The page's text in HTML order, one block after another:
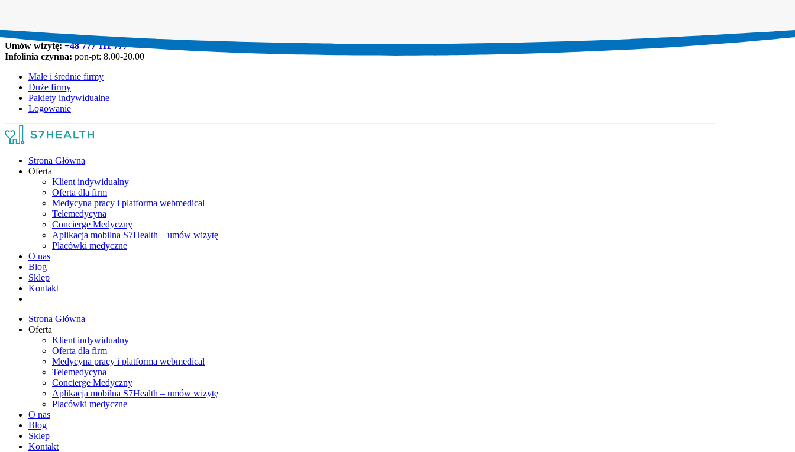
Umów wizytę:+48 777 111 777
Infolinia czynna: pon-pt: 8.00-20.00
Małe i średnie firmy
Duże firmy
Pakiety indywidualne
Logowanie
Strona Główna
Oferta
Klient indywidualny
Oferta dla firm
Medycyna pracy i platforma webmedical
Telemedycyna
Concierge Medyczny
Aplikacja mobilna S7Health – umów wizytę
Placówki medyczne
O nas
Blog
Sklep
Kontakt
Strona Główna
Oferta
Klient indywidualny
Oferta dla firm
Medycyna pracy i platforma webmedical
Telemedycyna
Concierge Medyczny
Aplikacja mobilna S7Health – umów wizytę
Placówki medyczne
O nas
Blog
Sklep
Kontakt